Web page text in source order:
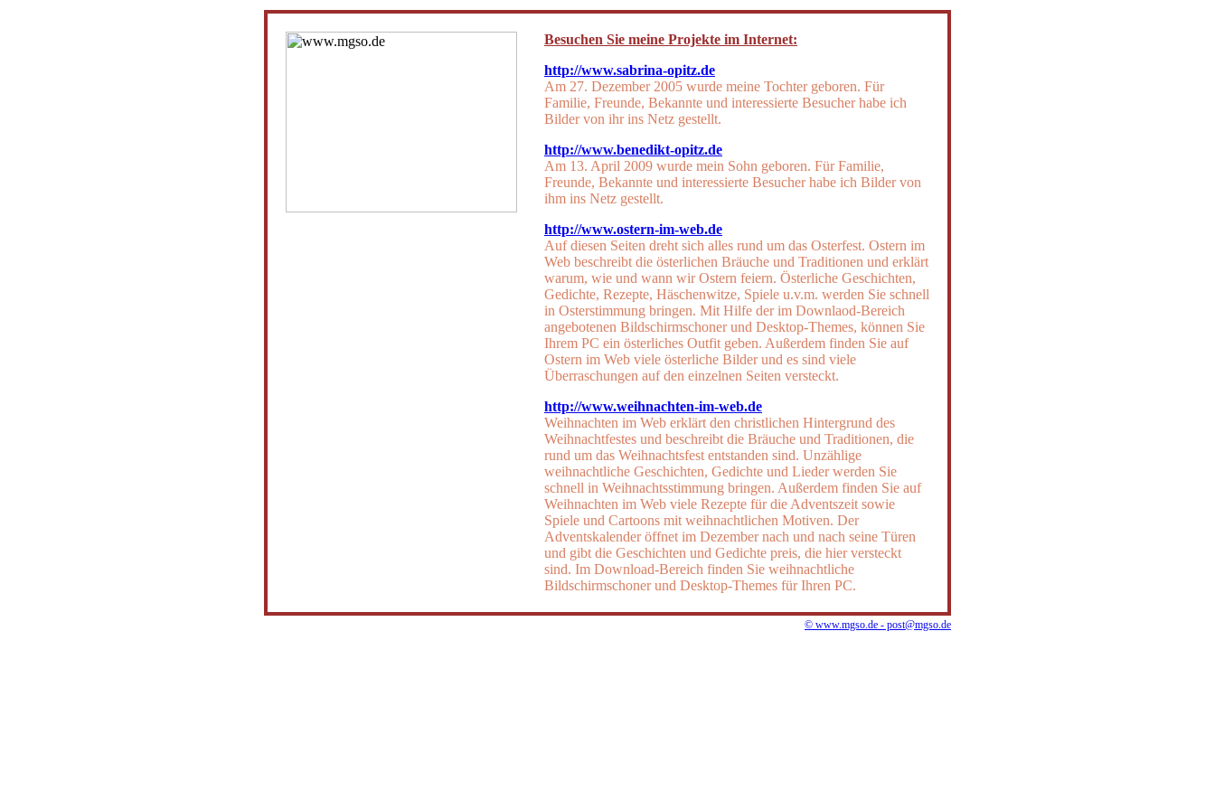
Besuchen Sie meine Projekte im Internet:
http://www.sabrina-opitz.de
Am 27. Dezember 2005 wurde meine Tochter geboren. Für
Familie, Freunde, Bekannte und interessierte Besucher habe ich
Bilder von ihr ins Netz gestellt.
http://www.benedikt-opitz.de
Am 13. April 2009 wurde mein Sohn geboren. Für Familie,
Freunde, Bekannte und interessierte Besucher habe ich Bilder von
ihm ins Netz gestellt.
http://www.ostern-im-web.de
Auf diesen Seiten dreht sich alles rund um das Osterfest. Ostern im
Web beschreibt die österlichen Bräuche und Traditionen und erklärt
warum, wie und wann wir Ostern feiern. Österliche Geschichten,
Gedichte, Rezepte, Häschenwitze, Spiele u.v.m. werden Sie schnell
in Osterstimmung bringen. Mit Hilfe der im Downlaod-Bereich
angebotenen Bildschirmschoner und Desktop-Themes, können Sie
Ihrem PC ein österliches Outfit geben. Außerdem finden Sie auf
Ostern im Web viele österliche Bilder und es sind viele
Überraschungen auf den einzelnen Seiten versteckt.
http://www.weihnachten-im-web.de
Weihnachten im Web erklärt den christlichen Hintergrund des
Weihnachtfestes und beschreibt die Bräuche und Traditionen, die
rund um das Weihnachtsfest entstanden sind. Unzählige
weihnachtliche Geschichten, Gedichte und Lieder werden Sie
schnell in Weihnachtsstimmung bringen. Außerdem finden Sie auf
Weihnachten im Web viele Rezepte für die Adventszeit sowie
Spiele und Cartoons mit weihnachtlichen Motiven. Der
Adventskalender öffnet im Dezember nach und nach seine Türen
und gibt die Geschichten und Gedichte preis, die hier versteckt
sind. Im Download-Bereich finden Sie weihnachtliche
Bildschirmschoner und Desktop-Themes für Ihren PC.
© www.mgso.de - post@mgso.de